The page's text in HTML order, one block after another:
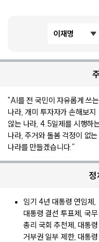
이재명
"AI를 전 국민이 자유롭게 쓰는
나라, 개미 투자자가 손해보지
않는 나라, 4.5일제를 시행하
나라, 주거와 돌봄 걱정이 없는
나라를 만들겠습니다.”
정
임기 4년 대통령 연임제,
대통령 결선 투표제, 국무
총리 국회 추천제, 대통령
거부권 일부 제한, 대통령